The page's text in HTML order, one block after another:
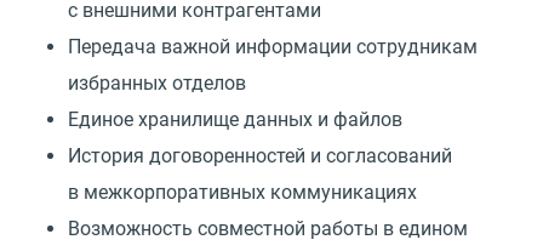
с внешними контрагентами
Передача важной информации сотрудникам
избранных отделов
Единое хранилище данных и файлов
История договоренностей и согласований
в межкорпоративных коммуникациях
Возможность совместной работы в едином